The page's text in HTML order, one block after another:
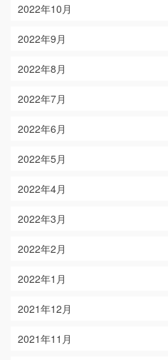
2022年10月
2022年9月
2022年8月
2022年7月
2022年6月
2022年5月
2022年4月
2022年3月
2022年2月
2022年1月
2021年12月
2021年11月